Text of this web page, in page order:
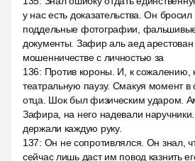
у нас есть доказательства. Он
поддельные фотографии,
документы. Зафир аль аед
мошенничестве с личностью за
136: Против короны. И, к сожалению,
театральную паузу. Смакуя момент в
отца. Шок был физическим ударом.
Зафира, на него надевали
держали каждую руку.
137: Он не сопротивлялся. Он знал,
сейчас лишь даст им повод казнить